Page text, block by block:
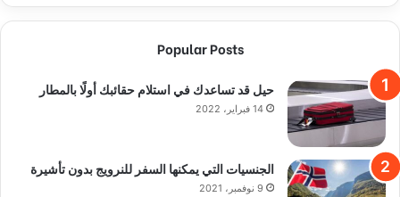
Popular Posts
حيل قد تساعدك في استلام حقائبك أولًا بالمطار
14 فبراير، 2022
الجنسيات التي يمكنها السفر للنرويج بدون تأشيرة
9 نوفمبر، 2021